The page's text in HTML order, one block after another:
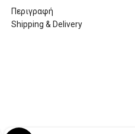
Περιγραφή
Shipping & Delivery